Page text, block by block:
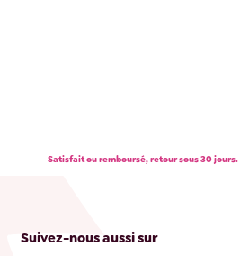
Satisfait ou remboursé, retour sous 30 jours.
Suivez-nous aussi sur